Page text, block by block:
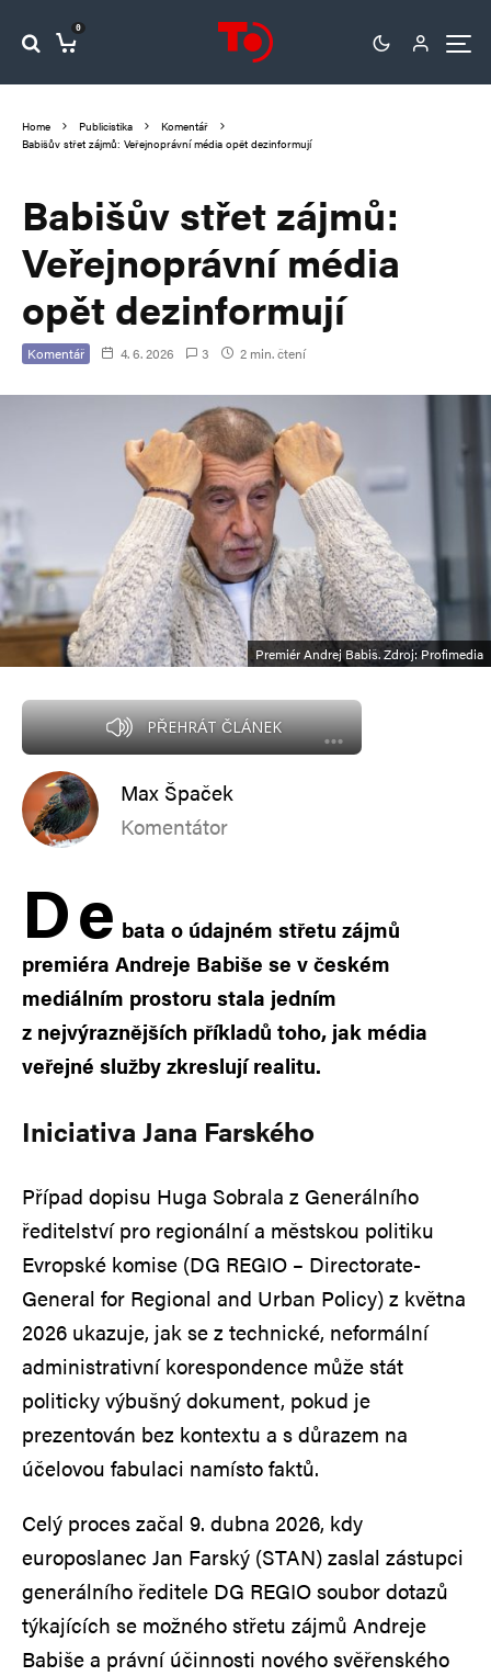
0
Home Publicistika
Komentář
Babišův střet zájmů: Veřejnoprávní média opět dezinformují
Babišův střet zájmů:
Veřejnoprávní média
opět dezinformují
Komentář 4. 6. 2026 3 2 min. čtení
Premiér Andrej Babiš. Zdroj: Profimedia
PŘEHRÁT ČLÁNEK
Max Špaček
Komentátor
De bata o údajném střetu zájmů
premiéra Andreje Babiše se v českém
mediálním prostoru stala jedním
z nejvýraznějších příkladů toho, jak média
veřejné služby zkreslují realitu.
Iniciativa Jana Farského
Případ dopisu Huga Sobrala z Generálního
ředitelství pro regionální a městskou politiku
Evropské komise (DG REGIO – Directorate-
General for Regional and Urban Policy) z května
2026 ukazuje, jak se z technické, neformální
administrativní korespondence může stát
politicky výbušný dokument, pokud je
prezentován bez kontextu a s důrazem na
účelovou fabulaci namísto faktů.
Celý proces začal 9. dubna 2026, kdy
europoslanec Jan Farský (STAN) zaslal zástupci
generálního ředitele DG REGIO soubor dotazů
týkajících se možného střetu zájmů Andreje
Babiše a právní účinnosti nového svěřenského